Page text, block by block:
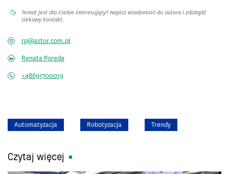
Temat jest dla Ciebie interesujący? Napisz wiadomość do autora i zdobądź
ciekawy kontakt.
rp@astor.com.pl
Renata Poreda
+48691700019
Automatyzacja Robotyzacja Trendy
Czytaj więcej